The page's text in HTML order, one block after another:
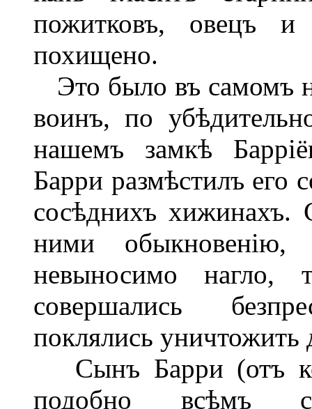
пожитковъ, овецъ и
похищено.
Это было въ самомъ
воинъ, по
нашемъ замкѣ
Барри размѣстилъ его
сосѣднихъ
ними обыкновенію,
невыносимо нагло,
совершались
поклялись уничтожить
Сынъ Барри (отъ
подобно всѣмъ